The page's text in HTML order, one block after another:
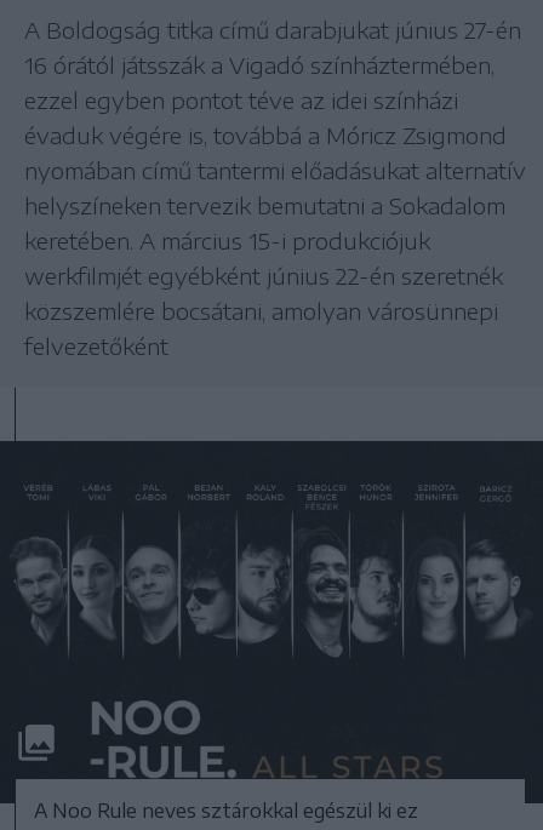
A Boldogság titka című darabjukat június 27-én
16 órától játsszák a Vigadó színháztermében,
ezzel egyben pontot téve az idei színházi
évaduk végére is, továbbá a Móricz Zsigmond
nyomában című tantermi előadásukat alternatív
helyszíneken tervezik bemutatni a Sokadalom
keretében. A március 15-i produkciójuk
werkfilmjét egyébként június 22-én szeretnék
közszemlére bocsátani, amolyan városünnepi
felvezetőként
A Noo Rule neves sztárokkal egészül ki ez